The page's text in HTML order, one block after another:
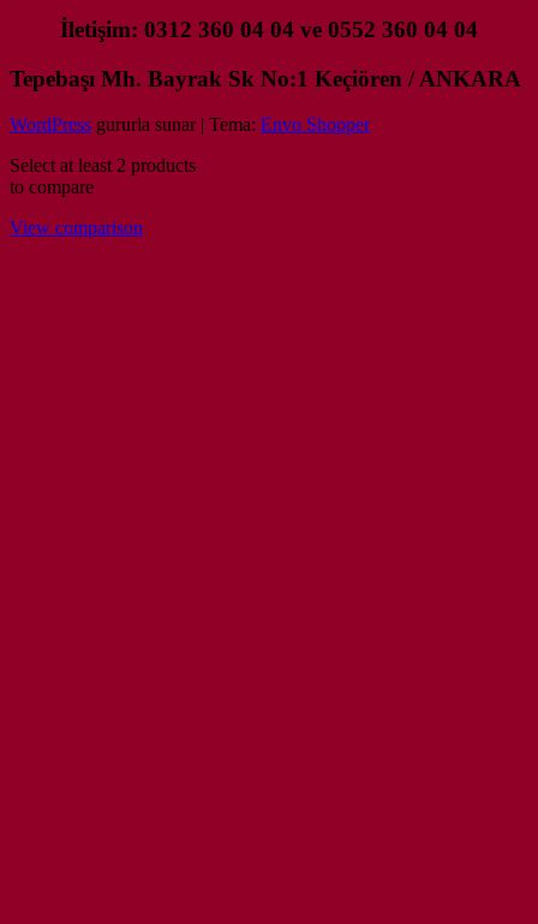
İletişim: 0312 360 04 04 ve 0552 360 04 04
Tepebaşı Mh. Bayrak Sk No:1 Keçiören / ANKARA
WordPress gururla sunar Tema: Envo Shopper
Select at least 2 products
to compare
View comparison